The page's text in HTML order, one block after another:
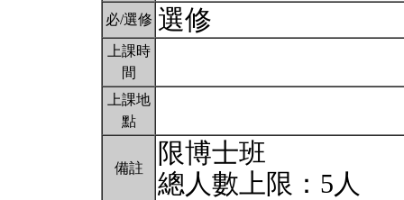
必/選修 選修
上課時
間
上課地
點
備註
限博士班
總人數上限：5人